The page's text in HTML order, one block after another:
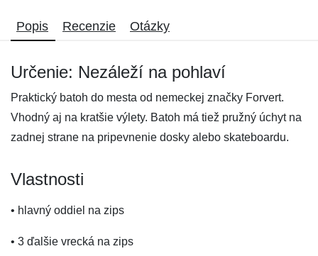
Popis Recenzie Otázky
Určenie: Nezáleží na pohlaví
Praktický batoh do mesta od nemeckej značky Forvert.
Vhodný aj na kratšie výlety. Batoh má tiež pružný úchyt na
zadnej strane na pripevnenie dosky alebo skateboardu.
Vlastnosti
• hlavný oddiel na zips
• 3 ďalšie vrecká na zips